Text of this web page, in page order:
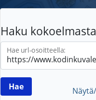
Haku kokoelmasta
Hae url-osoitteella: